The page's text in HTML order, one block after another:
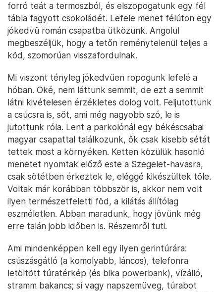
forró teát a termoszból, és elszopogatunk egy fél
tábla fagyott csokoládét. Lefele menet félúton egy
jókedvű román csapatba ütközünk. Angolul
megbeszéljük, hogy a tetőn reménytelenül teljes a
köd, szomorúan visszafordulnak.
Mi viszont tényleg jókedvűen ropogunk lefelé a
hóban. Oké, nem láttunk semmit, de ezt a semmit
látni kivételesen érzékletes dolog volt. Feljutottunk
a csúcsra is, sőt, ami még nagyobb szó, le is
jutottunk róla. Lent a parkolónál egy békéscsabai
magyar csapattal találkozunk, ők csak kisebb sétát
tettek most a környéken. Ketten közülük hasonló
menetet nyomtak előző este a Szegelet-havasra,
csak sötétben érkeztek le, eléggé kikészültek tőle.
Voltak már korábban többször is, akkor nem volt
ilyen természetfeletti föd, a kilátás állítólag
eszméletlen. Abban maradunk, hogy jövünk még
erre talán jobb időben is. Részemről tuti.
Ami mindenképpen kell egy ilyen gerintúrára:
csúszásgátló (a komolyabb, láncos), telefonra
letöltött túratérkép (és bika powerbank), vízálló,
stramm bakancs; sí vagy napszemüveg, túrabot